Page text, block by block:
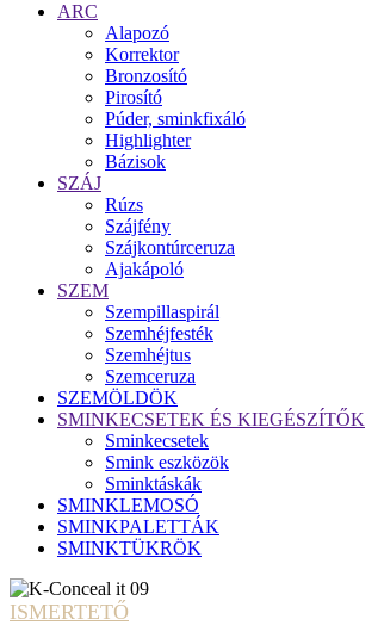
ARC
Alapozó
Korrektor
Bronzosító
Pirosító
Púder, sminkfixáló
Highlighter
Bázisok
SZÁJ
Rúzs
Szájfény
Szájkontúrceruza
Ajakápoló
SZEM
Szempillaspirál
Szemhéjfesték
Szemhéjtus
Szemceruza
SZEMÖLDÖK
SMINKECSETEK ÉS KIEGÉSZÍTŐK
Sminkecsetek
Smink eszközök
Sminktáskák
SMINKLEMOSÓ
SMINKPALETTÁK
SMINKTÜKRÖK
ISMERTETŐ